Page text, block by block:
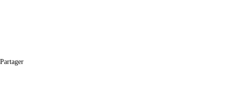
Partager